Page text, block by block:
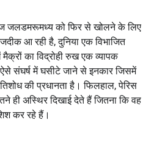
जलडमरूमध्य को फिर से खोलने के लिए
आ रही है, दुनिया एक विभाजित
का विद्रोही रुख एक व्यापक
ऐसे संघर्ष में घसीटे जाने से इनकार जिसमें
की प्रधानता है। फिलहाल, पेरिस
ही अस्थिर दिखाई देते हैं जितना कि वह
कर रहे हैं।